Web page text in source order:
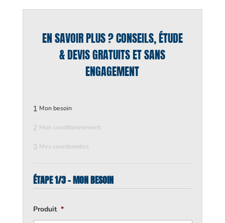
EN SAVOIR PLUS ? CONSEILS, ÉTUDE
& DEVIS GRATUITS ET SANS
ENGAGEMENT
1 Mon besoin
2 Mon conditionnement
3 Mes coordonnées
ÉTAPE 1/3 - MON BESOIN
Produit *